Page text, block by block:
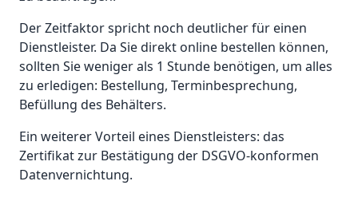
Der Zeitfaktor spricht noch deutlicher für einen
Dienstleister. Da Sie direkt online bestellen können,
sollten Sie weniger als 1 Stunde benötigen, um alles
zu erledigen: Bestellung, Terminbesprechung,
Befüllung des Behälters.
Ein weiterer Vorteil eines Dienstleisters: das
Zertifikat zur Bestätigung der DSGVO-konformen
Datenvernichtung.